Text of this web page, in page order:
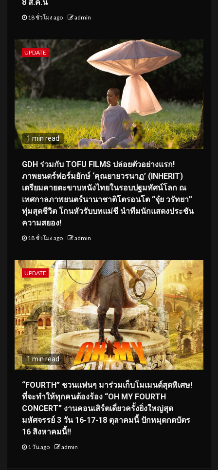
8 ส.ค.นี้
18 ชั่วโมง ago admin
UPDATE
1 min read
GDH ร่วมกับ TOFU FILMS ปล่อยตัวอย่างแรก!
ภาพยนตร์ฟอร์มยักษ์ ‘คุณยายวรนาฏ’ (INHERIT)
เตรียมคายตะขาบหนังไทยในรอบปฐมทัศน์โลก ณ
เทศกาลภาพยนตร์นานาชาติโตรอนโต “จุ๋ย วรัทยา”
ทุ่มสุดชีวิต โกนหัวรับบทแม่ชี นำทีมนักแสดงประชัน
ความสยอง!
18 ชั่วโมง ago admin
UPDATE
1 min read
“FOURTH” ชวนแฟนๆ มาร่วมเก็บโมเมนต์สุดพิเศษ!
ที่จะทำให้ทุกคนต้องร้อง “OH MY FOURTH
CONCERT” งานคอนเสิร์ตเดี่ยวครั้งยิ่งใหญ่สุด
มหัศจรรย์ 3 วัน 16-17-18 ตุลาคมนี้ ปักหมุดกดบัตร
16 สิงหาคมนี้!!
1 วัน ago admin